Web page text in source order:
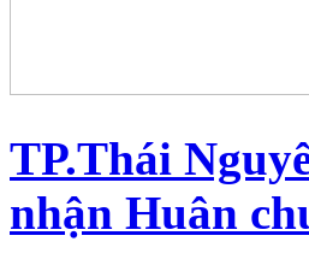
TP.Thái
nhận Huân